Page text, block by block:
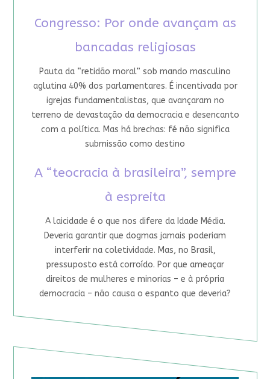
Congresso: Por onde avançam as
bancadas religiosas
Pauta da “retidão moral” sob mando masculino
aglutina 40% dos parlamentares. É incentivada por
igrejas fundamentalistas, que avançaram no
terreno de devastação da democracia e desencanto
com a política. Mas há brechas: fé não significa
submissão como destino
A “teocracia à brasileira”, sempre
à espreita
A laicidade é o que nos difere da Idade Média.
Deveria garantir que dogmas jamais poderiam
interferir na coletividade. Mas, no Brasil,
pressuposto está corroído. Por que ameaçar
direitos de mulheres e minorias – e à própria
democracia – não causa o espanto que deveria?